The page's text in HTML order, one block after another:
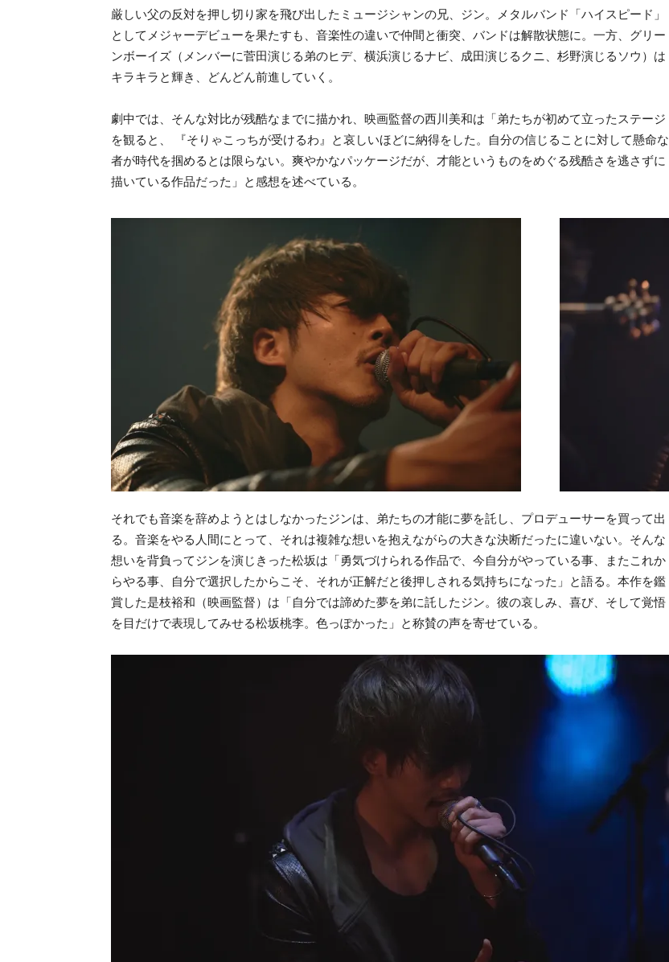
厳しい父の反対を押し切り家を飛び出したミュージシャンの兄、ジン。メタルバンド「ハイスピード」
としてメジャーデビューを果たすも、音楽性の違いで仲間と衝突、バンドは解散状態に。一方、グリー
ンボーイズ（メンバーに菅田演じる弟のヒデ、横浜演じるナビ、成田演じるクニ、杉野演じるソウ）は
キラキラと輝き、どんどん前進していく。
劇中では、そんな対比が残酷なまでに描かれ、映画監督の西川美和は「弟たちが初めて立ったステージ
を観ると、 『そりゃこっちが受けるわ』と哀しいほどに納得をした。自分の信じることに対して懸命な
者が時代を掴めるとは限らない。爽やかなパッケージだが、才能というものをめぐる残酷さを逃さずに
描いている作品だった」と感想を述べている。
それでも音楽を辞めようとはしなかったジンは、弟たちの才能に夢を託し、プロデューサーを買って出
る。音楽をやる人間にとって、それは複雑な想いを抱えながらの大きな決断だったに違いない。そんな
想いを背負ってジンを演じきった松坂は「勇気づけられる作品で、今自分がやっている事、またこれか
らやる事、自分で選択したからこそ、それが正解だと後押しされる気持ちになった」と語る。本作を鑑
賞した是枝裕和（映画監督）は「自分では諦めた夢を弟に託したジン。彼の哀しみ、喜び、そして覚悟
を目だけで表現してみせる松坂桃李。色っぽかった」と称賛の声を寄せている。